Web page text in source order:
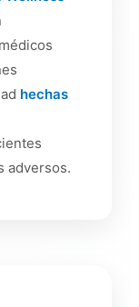
hechas
adversos.